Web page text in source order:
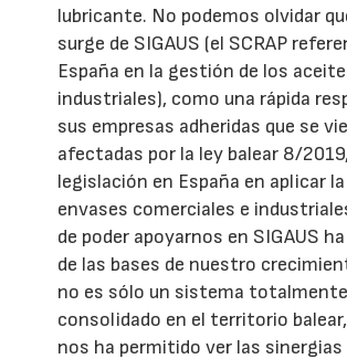
lubricante. No podemos olvidar
surge de SIGAUS (el SCRAP
España en la gestión de los
industriales), como una rápida
sus empresas adheridas que se
afectadas por la ley balear 8/
legislación en España en aplicar la
envases comerciales e
de poder apoyarnos en SIGAUS
de las bases de nuestro
no es sólo un sistema totalmente
consolidado en el territorio
nos ha permitido ver las